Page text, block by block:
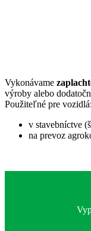
Vykonávame
výroby alebo
Použiteľné pre vozidlá:
v stavebníctve
na prevoz